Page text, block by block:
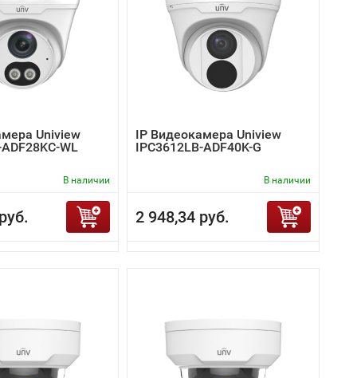
Uniview
WL
В наличии
IP Видеокамера Uniview
IPC3612LB-ADF40K-G
В наличии
2 948,34 руб.